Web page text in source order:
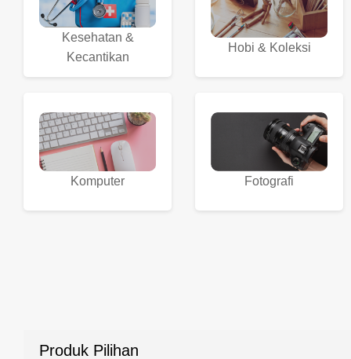
Kesehatan &
Kecantikan
Hobi & Koleksi
Komputer Fotografi
Produk Pilihan